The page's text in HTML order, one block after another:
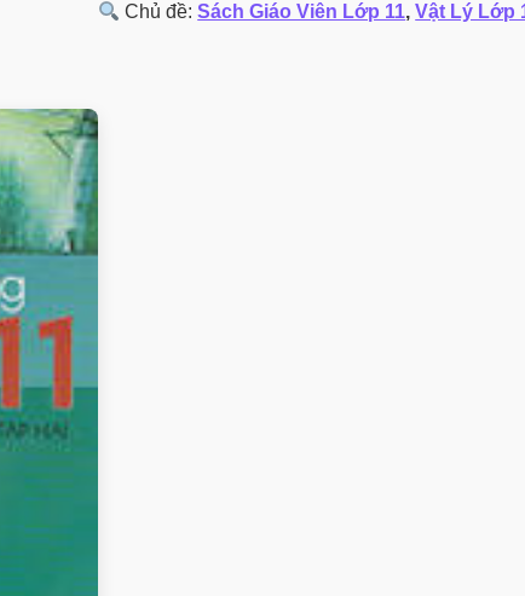
Chủ đề:Sách Giáo Viên Lớp 11,Vật Lý Lớp